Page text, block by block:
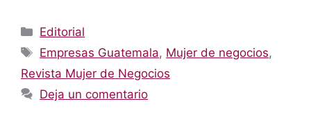
Categorías
Editorial
Etiquetas
Empresas Guatemala, Mujer de negocios,
Revista Mujer de Negocios
Deja un comentario